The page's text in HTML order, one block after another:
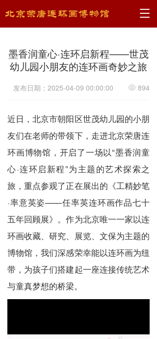
T
l
e
n
v
a
t
i
o
墨香润童心·连环启新程——世茂
幼儿园小朋友的连环画奇妙之旅
发布日期：2025-04-09 00:00:00 894
近日，北京市朝阳区世茂幼儿园的小朋
友们在老师的带领下，走进北京荣唐连
环画博物馆，开启了一场以“墨香润童
心·连环启新程”为主题的艺术探索之
旅，重点参观了正在展出的《工精妙笔
·率意英姿——任率英连环画作品七十
五年回顾展》。作为北京唯一一家以连
环画收藏、研究、展览、文保为主题的
博物馆，我们深感荣幸能以连环画为纽
带，为孩子们搭建起一座连接传统艺术
与童真梦想的桥梁。